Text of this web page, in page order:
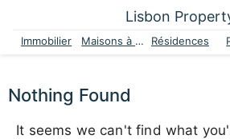
Lisbon
Immobilier Maisons à vendre Résidences
Nothing Found
It seems we can't find what